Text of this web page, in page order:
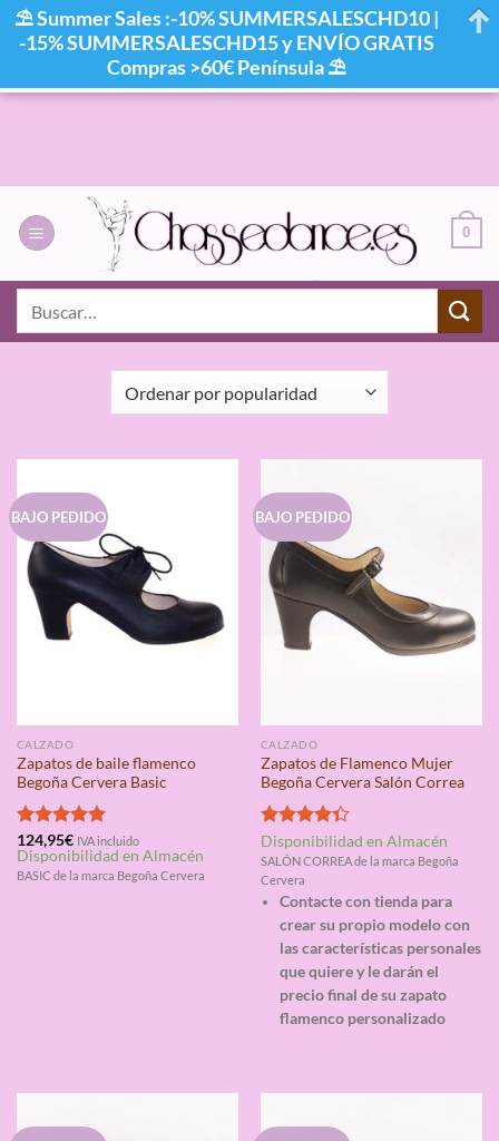
0
INICIO / MARCAS / BEGOÑA CERVERA
FILTRAR
BAJO PEDIDO
CALZADO
Zapatos de baile flamenco
Begoña Cervera Basic
Valorado
con5.00
de 5
124,95€ IVA incluido
Disponibilidad en Almacén
BASIC de la marca Begoña Cervera
BAJO PEDIDO
CALZADO
Zapatos de Flamenco Mujer
Begoña Cervera Salón Correa
Valorado
con4.33
de 5
Disponibilidad en Almacén
SALÓN CORREA de la marca Begoña
Cervera
Contacte con tienda para
crear su propio modelo con
las características personales
que quiere y le darán el
precio final de su zapato
flamenco personalizado
⛱ Summer Sales :-10% SUMMERSALESCHD10 |
-15% SUMMERSALESCHD15 y ENVÍO GRATIS
Compras >60€ Península ⛱